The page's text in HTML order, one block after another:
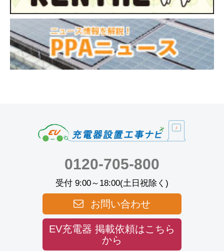
0120-705-800
受付 9:00～18:00(土日祝除く)
お問い合わせ
EV充電器 掲載依頼はこちら
から